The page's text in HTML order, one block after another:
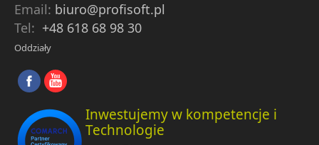
Email: biuro@profisoft.pl
Tel: +48 618 68 98 30
Oddziały
Inwestujemy w kompetencje i
Technologie